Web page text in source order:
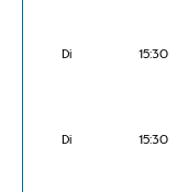
Di 15:30
Di 15:30